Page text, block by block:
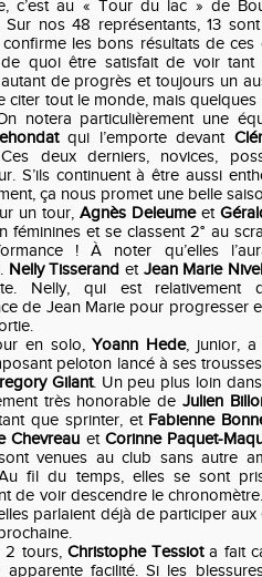
c’est au « Tour du lac » de
Sur nos 48 représentants, 13
les bons résultats de ces
quoi être satisfait de voir tant
de progrès et toujours un
citer tout le monde, mais quelques
notera particulièrement une
qui l’emporte devant
deux derniers, novices,
S’ils continuent à être aussi
ça nous promet une belle
un tour, Agnès Deleumeet
féminines et se classent 2° au
! À noter qu’elles
Nelly Tisserand et Jean Marie
Nelly, qui est relativement
de Jean Marie pour progresser
en solo,Yoann Hede, junior, a
peloton lancé à ses
Gilant. Un peu plus loin
très honorable de Julien
que sprinter, et Fabienne
Chevreau etCorinne Paquet-
venues au club sans autre
fil du temps, elles se sont
de voir descendre le
parlaient déjà de participer
2 tours, Christophe Tessiota fait
apparente facilité. Si les